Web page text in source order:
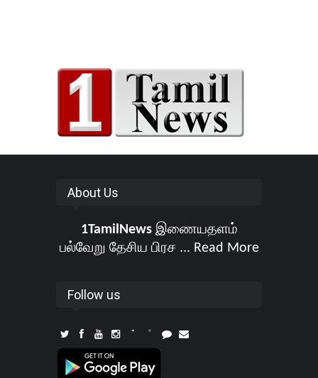
About Us
1TamilNewsஇணையதளம்
பல்வேறு தேசிய பிரச ... Read More
Follow us